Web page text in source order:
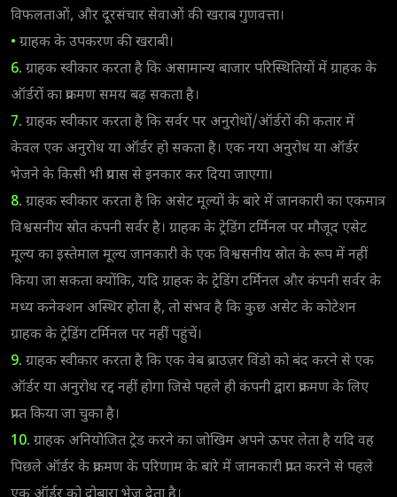
विफलताओं, और दूरसंचार सेवाओं की खराब गुणवत्ता।
• ग्राहक के उपकरण की खराबी।
6. ग्राहक स्वीकार करता है कि असामान्य बाजार परिस्थितियों में ग्राहक के
ऑर्डरों का प्रक्रमण समय बढ़ सकता है।
7. ग्राहक स्वीकार करता है कि सर्वर पर अनुरोधों/ऑर्डरों की कतार में
केवल एक अनुरोध या ऑर्डर हो सकता है। एक नया अनुरोध या ऑर्डर
भेजने के किसी भी प्रयास से इनकार कर दिया जाएगा।
8. ग्राहक स्वीकार करता है कि असेट मूल्यों के बारे में जानकारी का एकमात्र
विश्वसनीय स्रोत कंपनी सर्वर है। ग्राहक के ट्रेडिंग टर्मिनल पर मौजूद एसेट
मूल्य का इस्तेमाल मूल्य जानकारी के एक विश्वसनीय स्रोत के रूप में नहीं
किया जा सकता क्योंकि, यदि ग्राहक के ट्रेडिंग टर्मिनल और कंपनी सर्वर के
मध्य कनेक्शन अस्थिर होता है, तो संभव है कि कुछ असेट के कोटेशन
ग्राहक के ट्रेडिंग टर्मिनल पर नहींं पहुंचें।
9. ग्राहक स्वीकार करता है कि एक वेब ब्राउज़र विंडो को बंद करने से एक
ऑर्डर या अनुरोध रद्द नहीं होगा जिसे पहले ही कंपनी द्वारा प्रक्रमण के लिए
प्राप्त किया जा चुका है।
10. ग्राहक अनियोजित ट्रेड करने का जोखिम अपने ऊपर लेता है यदि वह
पिछले ऑर्डर के प्रक्रमण के परिणाम के बारे में जानकारी प्राप्त करने से पहले